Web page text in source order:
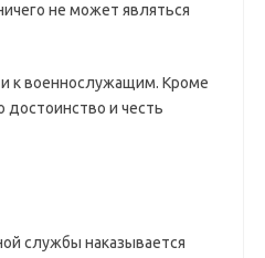
не может являться
к военнослужащим. Кроме
достоинство и честь
службы наказывается